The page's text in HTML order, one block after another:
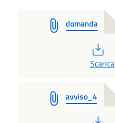
domanda
PDF
Scarica
avviso_4